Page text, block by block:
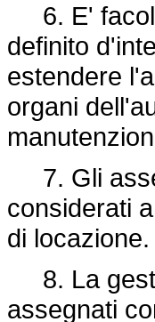
6. E'
definito
estendere
organi
7. Gli
considerati
di locazione.
8. La
assegnati